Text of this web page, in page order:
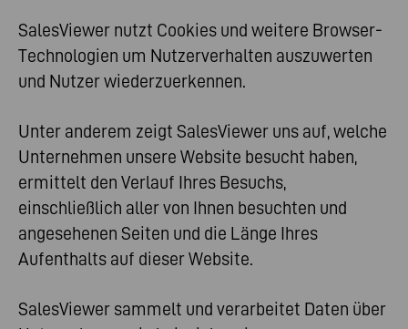
SalesViewer nutzt Cookies und weitere Browser-
Technologien um Nutzerverhalten auszuwerten
und Nutzer wiederzuerkennen.
Unter anderem zeigt SalesViewer uns auf, welche
Unternehmen unsere Website besucht haben,
ermittelt den Verlauf Ihres Besuchs,
einschließlich aller von Ihnen besuchten und
angesehenen Seiten und die Länge Ihres
Aufenthalts auf dieser Website.
SalesViewer sammelt und verarbeitet Daten über